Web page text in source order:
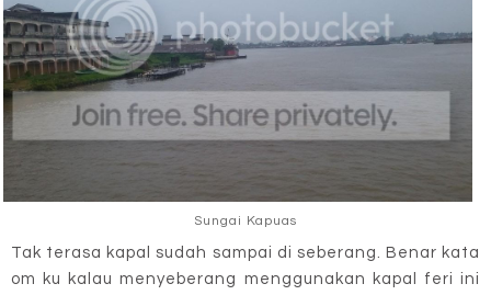
Sungai Kapuas
Tak terasa kapal sudah sampai di seberang. Benar kata
om ku kalau menyeberang menggunakan kapal feri ini